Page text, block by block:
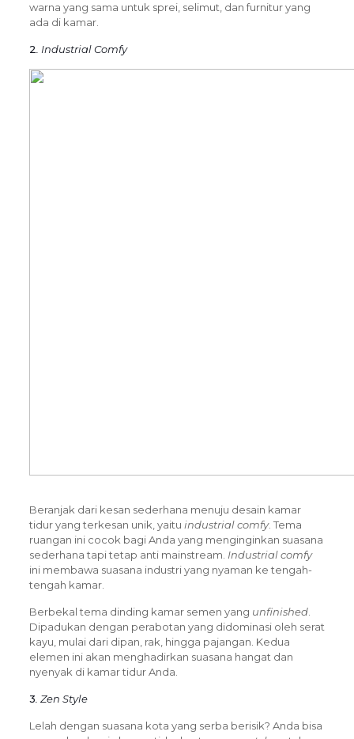
warna yang sama untuk sprei, selimut, dan furnitur yang
ada di kamar.
2 . Industrial Comfy
Beranjak dari kesan sederhana menuju desain kamar
tidur yang terkesan unik, yaitu industrial comfy. Tema
ruangan ini cocok bagi Anda yang menginginkan suasana
sederhana tapi tetap anti mainstream. Industrial comfy
ini membawa suasana industri yang nyaman ke tengah-
tengah kamar.
Berbekal tema dinding kamar semen yang unfinished.
Dipadukan dengan perabotan yang didominasi oleh serat
kayu, mulai dari dipan, rak, hingga pajangan. Kedua
elemen ini akan menghadirkan suasana hangat dan
nyenyak di kamar tidur Anda.
3 . Zen Style
Lelah dengan suasana kota yang serba berisik? Anda bisa